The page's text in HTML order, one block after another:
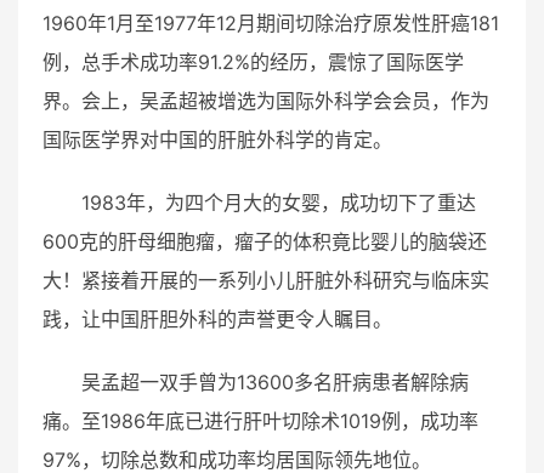
1960年1月至1977年12月期间切除治疗原发性肝癌181
例，总手术成功率91.2%的经历，震惊了国际医学
界。会上，吴孟超被增选为国际外科学会会员，作为
国际医学界对中国的肝脏外科学的肯定。
1983年，为四个月大的女婴，成功切下了重达
600克的肝母细胞瘤，瘤子的体积竟比婴儿的脑袋还
大！紧接着开展的一系列小儿肝脏外科研究与临床实
践，让中国肝胆外科的声誉更令人瞩目。
吴孟超一双手曾为13600多名肝病患者解除病
痛。至1986年底已进行肝叶切除术1019例，成功率
97%，切除总数和成功率均居国际领先地位。